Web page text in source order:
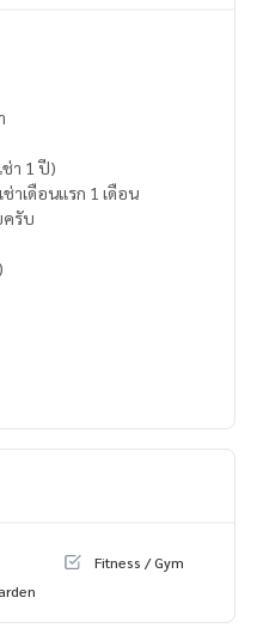
า 1 ปี)
าเดือนแรก 1 เดือน
ครับ
Fitness / Gym